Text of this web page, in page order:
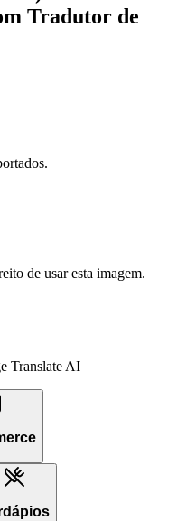
Tradutor de
de usar esta imagem.
Translate AI